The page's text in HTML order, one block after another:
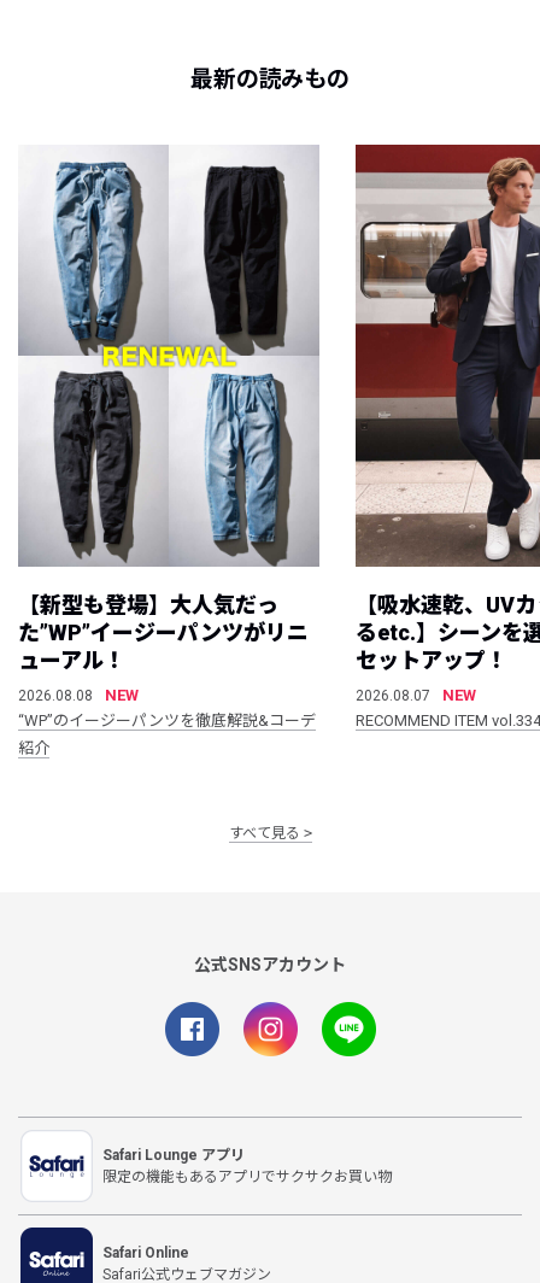
最新の読みもの
【新型も登場】大人気だっ
た”WP”イージーパンツがリニ
ューアル！
2026.08.08
NEW
“WP”のイージーパンツを徹底解説&コーデ
紹介
【吸水速乾、UV
るetc.】シーンを
セットアップ！
2026.08.07
NEW
RECOMMEND ITEM vol.334
すべて見る
公式SNSアカウント
Safari Lounge アプリ
限定の機能もあるアプリでサクサクお買い物
Safari Online
Safari公式ウェブマガジン